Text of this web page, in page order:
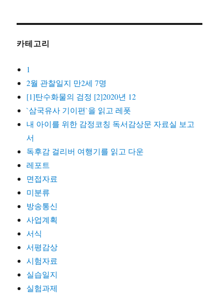
카테고리
1
2월 관찰일지 만2세 7명
[1]탄수화물의 검정 [2]2020년 12
`삼국유사 기이편`을 읽고 레폿
내 아이를 위한 감정코칭 독서감상문 자료실 보고
서
독후감 걸리버 여행기를 읽고 다운
레포트
면접자료
미분류
방송통신
사업계획
서식
서평감상
시험자료
실습일지
실험과제